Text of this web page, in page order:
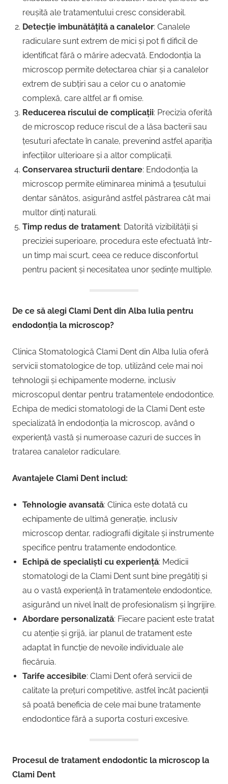
reușită ale tratamentului cresc considerabil.
Detecție îmbunătățită a canalelor: Canalele
radiculare sunt extrem de mici și pot fi dificil de
identificat fără o mărire adecvată. Endodonția la
microscop permite detectarea chiar și a canalelor
extrem de subțiri sau a celor cu o anatomie
complexă, care altfel ar fi omise.
Reducerea riscului de complicații: Precizia oferită
de microscop reduce riscul de a lăsa bacterii sau
țesuturi afectate în canale, prevenind astfel apariția
infecțiilor ulterioare și a altor complicații.
Conservarea structurii dentare: Endodonția la
microscop permite eliminarea minimă a țesutului
dentar sănătos, asigurând astfel păstrarea cât mai
multor dinți naturali.
Timp redus de tratament: Datorită vizibilității și
preciziei superioare, procedura este efectuată într-
un timp mai scurt, ceea ce reduce disconfortul
pentru pacient și necesitatea unor ședințe multiple.
De ce să alegi Clami Dent din Alba Iulia pentru
endodonția la microscop?
Clinica Stomatologică Clami Dent din Alba Iulia oferă
servicii stomatologice de top, utilizând cele mai noi
tehnologii și echipamente moderne, inclusiv
microscopul dentar pentru tratamentele endodontice.
Echipa de medici stomatologi de la Clami Dent este
specializată în endodonția la microscop, având o
experiență vastă și numeroase cazuri de succes în
tratarea canalelor radiculare.
Avantajele Clami Dent includ:
Tehnologie avansată: Clinica este dotată cu
echipamente de ultimă generație, inclusiv
microscop dentar, radiografii digitale și instrumente
specifice pentru tratamente endodontice.
Echipă de specialiști cu experiență: Medicii
stomatologi de la Clami Dent sunt bine pregătiți și
au o vastă experiență în tratamentele endodontice,
asigurând un nivel înalt de profesionalism și îngrijire.
Abordare personalizată: Fiecare pacient este tratat
cu atenție și grijă, iar planul de tratament este
adaptat în funcție de nevoile individuale ale
fiecăruia.
Tarife accesibile: Clami Dent oferă servicii de
calitate la prețuri competitive, astfel încât pacienții
să poată beneficia de cele mai bune tratamente
endodontice fără a suporta costuri excesive.
Procesul de tratament endodontic la microscop la
Clami Dent